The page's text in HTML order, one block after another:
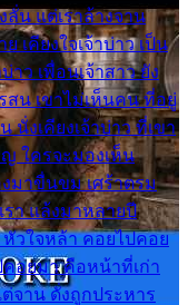
ลั่น แต่เราล้างจาน
เคียงใจเจ้าบ่าว เป็น
ว เพื่อนเจ้าสาว ยัง
น เขาไม่เห็นคน ที่อยู่
นั่งเคียงเจ้าบ่าว ที่เขา
ญ ใครจะมองเห็น
มาขื่นขม เศร้าตรม
า แล้งมาหลายปี
วใจหล้า คอยไปคอย
อยมา คือหน้าที่เก่า
จาน ดั่งถูกประหาร